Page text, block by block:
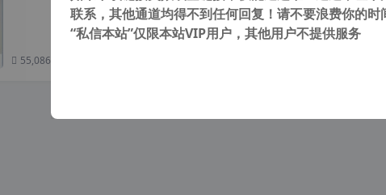
55,086 次浏览
联系，其他通道均得不到任何回复！请不要浪费你的时
“私信本站”仅限本站VIP用户，其他用户不提供服务